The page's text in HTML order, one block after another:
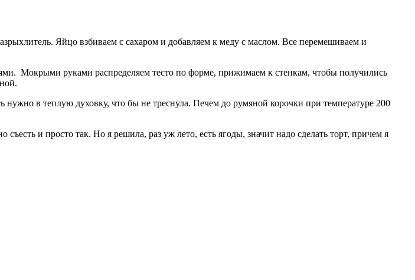
Яйцо взбиваем с сахаром и добавляем к меду с маслом. Все перемешиваем и
Мокрыми руками распределяем тесто по форме, прижимаем к стенкам, чтобы получились
нужно в теплую духовку, что бы не треснула. Печем до румяной корочки при температуре 200
и просто так. Но я решила, раз уж лето, есть ягоды, значит надо сделать торт, причем я